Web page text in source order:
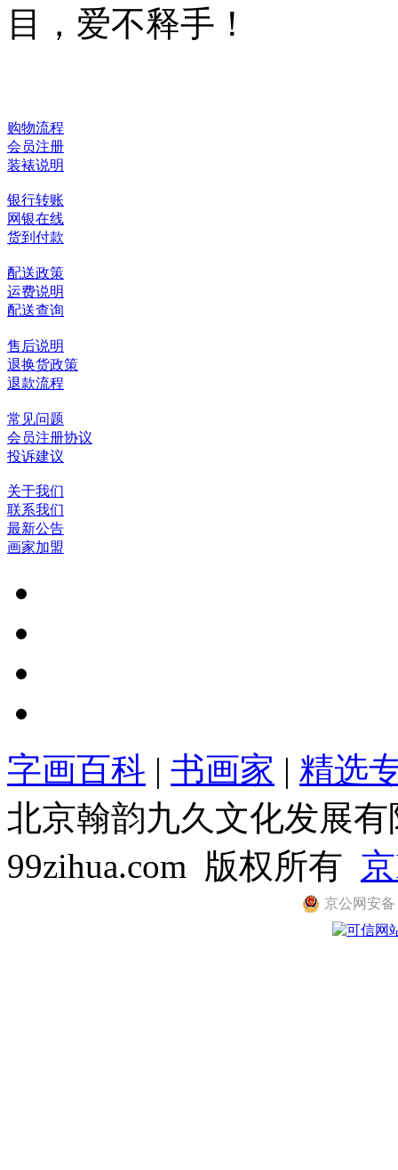
目，爱不释手！
购物流程
会员注册
装裱说明
银行转账
网银在线
货到付款
配送政策
运费说明
配送查询
售后说明
退换货政策
退款流程
常见问题
会员注册协议
投诉建议
关于我们
联系我们
最新公告
画家加盟
字画百科 | 书画家 | 精选
北京翰韵九久文化发展
99zihua.com 版权所有
京公网安备